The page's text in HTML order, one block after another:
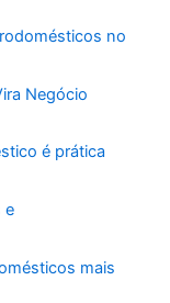
no
Negócio
é prática
e
mais